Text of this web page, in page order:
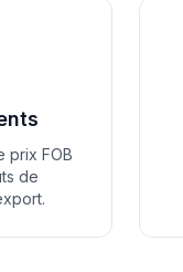
prix FOB
de